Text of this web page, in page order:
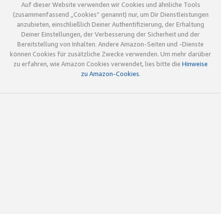
Auf dieser Website verwenden wir Cookies und ähnliche Tools
(zusammenfassend „Cookies“ genannt) nur, um Dir Dienstleistungen
anzubieten, einschließlich Deiner Authentifizierung, der Erhaltung
Deiner Einstellungen, der Verbesserung der Sicherheit und der
Bereitstellung von Inhalten. Andere Amazon-Seiten und -Dienste
können Cookies für zusätzliche Zwecke verwenden. Um mehr darüber
zu erfahren, wie Amazon Cookies verwendet, lies bitte die Hinweise
zu Amazon-Cookies.